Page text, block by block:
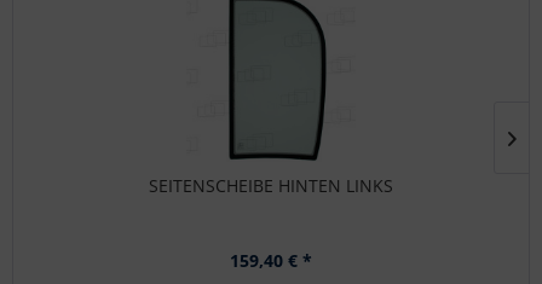
SEITENSCHEIBE HINTEN LINKS
159,40 € *